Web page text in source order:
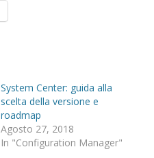
System Center: guida alla
scelta della versione e
roadmap
Agosto 27, 2018
In "Configuration Manager"